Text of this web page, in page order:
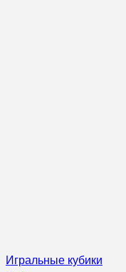
Игральные кубики